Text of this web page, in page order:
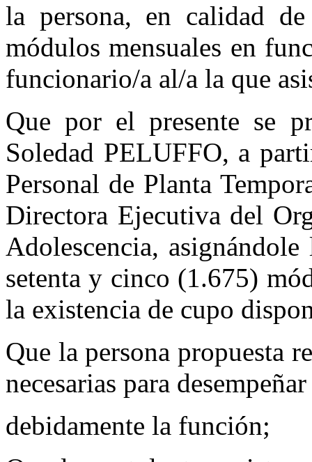
la persona, en calidad
módulos mensuales en
funcionario/a al/a la que
Que por el presente se
Soledad PELUFFO, a
Personal de Planta
Directora Ejecutiva del
Adolescencia,
setenta y cinco (1.675)
la existencia de cupo
Que la persona propuesta
necesarias para desempeñar
debidamente la función;